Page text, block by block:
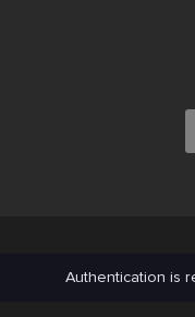
Authentication is